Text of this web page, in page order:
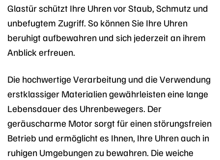
Glastür schützt Ihre Uhren vor Staub, Schmutz und
unbefugtem Zugriff. So können Sie Ihre Uhren
beruhigt aufbewahren und sich jederzeit an ihrem
Anblick erfreuen.
Die hochwertige Verarbeitung und die Verwendung
erstklassiger Materialien gewährleisten eine lange
Lebensdauer des Uhrenbewegers. Der
geräuscharme Motor sorgt für einen störungsfreien
Betrieb und ermöglicht es Ihnen, Ihre Uhren auch in
ruhigen Umgebungen zu bewahren. Die weiche